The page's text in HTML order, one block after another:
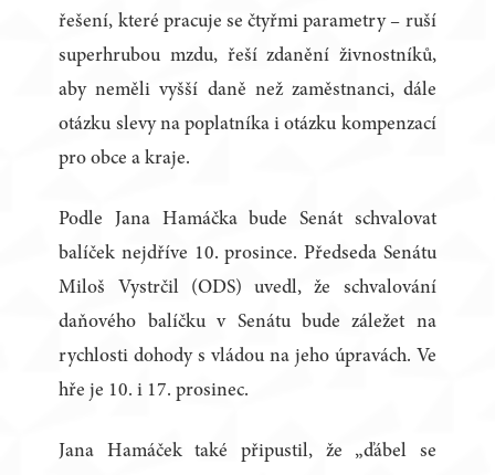
řešení, které pracuje se čtyřmi parametry – ruší
superhrubou mzdu, řeší zdanění živnostníků,
aby neměli vyšší daně než zaměstnanci, dále
otázku slevy na poplatníka i otázku kompenzací
pro obce a kraje.
Podle Jana Hamáčka bude Senát schvalovat
balíček nejdříve 10. prosince. Předseda Senátu
Miloš Vystrčil (ODS) uvedl, že schvalování
daňového balíčku v Senátu bude záležet na
rychlosti dohody s vládou na jeho úpravách. Ve
hře je 10. i 17. prosinec.
Jana Hamáček také připustil, že „ďábel se